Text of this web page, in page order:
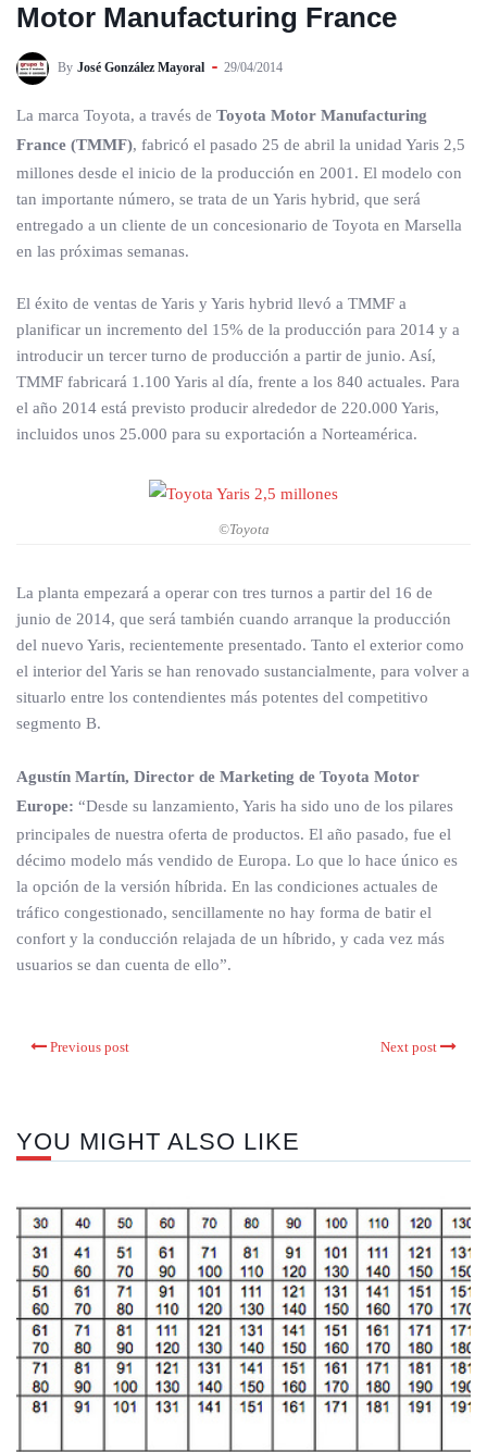
Motor Manufacturing France
By José González Mayoral 29/04/2014
La marca Toyota, a través de Toyota Motor Manufacturing
France (TMMF), fabricó el pasado 25 de abril la unidad Yaris 2,5
millones desde el inicio de la producción en 2001. El modelo con
tan importante número, se trata de un Yaris hybrid, que será
entregado a un cliente de un concesionario de Toyota en Marsella
en las próximas semanas.
El éxito de ventas de Yaris y Yaris hybrid llevó a TMMF a
planificar un incremento del 15% de la producción para 2014 y a
introducir un tercer turno de producción a partir de junio. Así,
TMMF fabricará 1.100 Yaris al día, frente a los 840 actuales. Para
el año 2014 está previsto producir alrededor de 220.000 Yaris,
incluidos unos 25.000 para su exportación a Norteamérica.
©Toyota
La planta empezará a operar con tres turnos a partir del 16 de
junio de 2014, que será también cuando arranque la producción
del nuevo Yaris, recientemente presentado. Tanto el exterior como
el interior del Yaris se han renovado sustancialmente, para volver a
situarlo entre los contendientes más potentes del competitivo
segmento B.
Agustín Martín, Director de Marketing de Toyota Motor
Europe: “Desde su lanzamiento, Yaris ha sido uno de los pilares
principales de nuestra oferta de productos. El año pasado, fue el
décimo modelo más vendido de Europa. Lo que lo hace único es
la opción de la versión híbrida. En las condiciones actuales de
tráfico congestionado, sencillamente no hay forma de batir el
confort y la conducción relajada de un híbrido, y cada vez más
usuarios se dan cuenta de ello”.
Previous post Next post
YOU MIGHT ALSO LIKE